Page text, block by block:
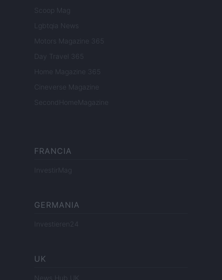
Scoop Mag
Lgbtqia News
Motors Magazine 365
Day Travel 365
Home Magazine 365
Cineverse Magazine
SecondHomeMagazine
FRANCIA
InvestirMag
GERMANIA
Investieren24
UK
News Hub UK